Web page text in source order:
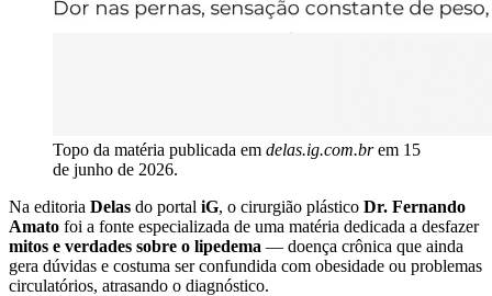
Topo da matéria publicada em delas.ig.com.brem 15
de junho de 2026.
Na editoria Delas do portal iG, o cirurgião plástico Dr. Fernando
Amato foi a fonte especializada de uma matéria dedicada a desfazer
mitos e verdades sobre o lipedema — doença crônica que ainda
gera dúvidas e costuma ser confundida com obesidade ou problemas
circulatórios, atrasando o diagnóstico.